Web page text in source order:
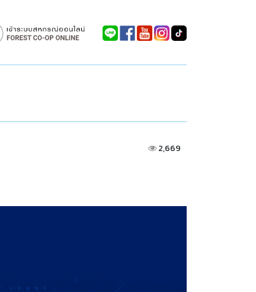
2,669